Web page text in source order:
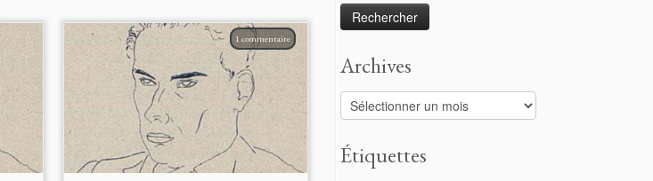
1 commentaire
Archives
Archives
Étiquettes